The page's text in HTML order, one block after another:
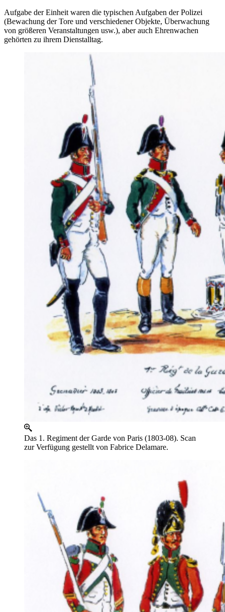
Aufgabe der Einheit waren die typischen Aufgaben der Polizei
(Bewachung der Tore und verschiedener Objekte, Überwachung
von größeren Veranstaltungen usw.), aber auch Ehrenwachen
gehörten zu ihrem Dienstalltag.
Das 1. Regiment der Garde von Paris (1803-08). Scan
zur Verfügung gestellt von Fabrice Delamare.